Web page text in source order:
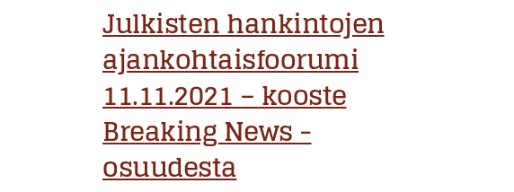
Julkisten hankintojen
ajankohtaisfoorumi
11.11.2021 – kooste
Breaking News -
osuudesta